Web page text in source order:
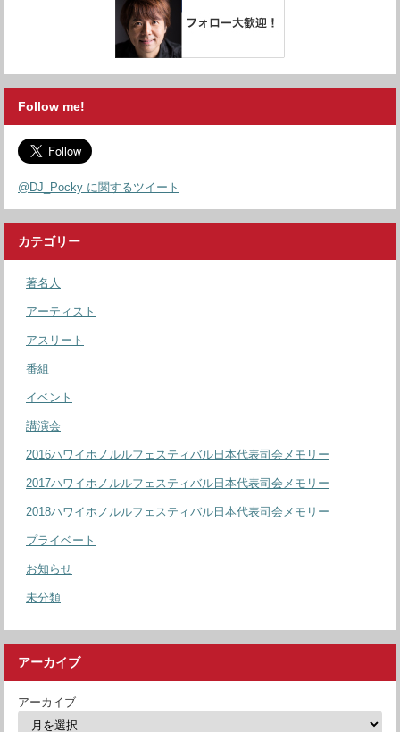
Follow me!
@DJ_Pocky に関するツイート
カテゴリー
著名人
アーティスト
アスリート
番組
イベント
講演会
2016ハワイホノルルフェスティバル日本代表司会メモリー
2017ハワイホノルルフェスティバル日本代表司会メモリー
2018ハワイホノルルフェスティバル日本代表司会メモリー
プライベート
お知らせ
未分類
アーカイブ
アーカイブ